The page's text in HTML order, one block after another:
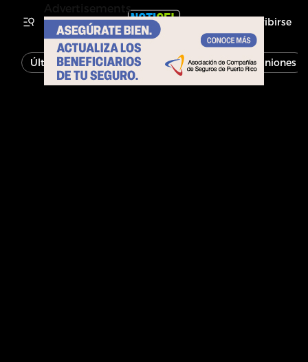
Inscribirse
Última Hora Noticias Economía Opiniones
Advertisements